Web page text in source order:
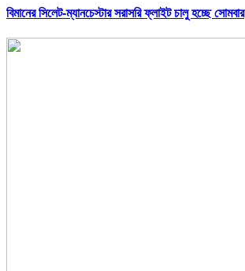
বিমানের সিলেট-ম্যানচেস্টার সরাসরি ফ্লাইট চালু হচ্ছে সোমবার